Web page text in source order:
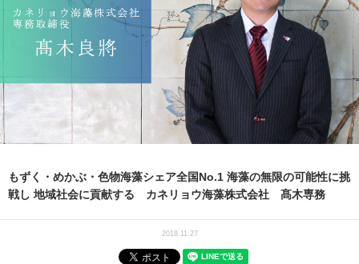
もずく・めかぶ・色物海藻シェア全国No.1 海藻の無限の可能性に挑
戦し 地域社会に貢献する カネリョウ海藻株式会社 髙木専務
2018.11.27